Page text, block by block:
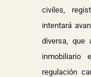
civiles,
intentará
diversa, que
regulación